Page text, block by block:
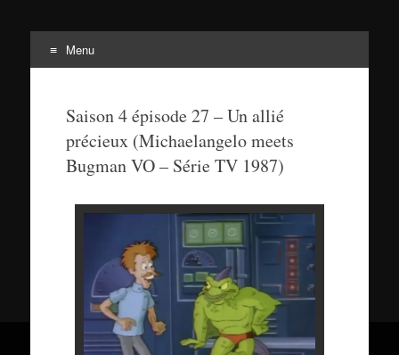
Menu
Saison 4 épisode 27 – Un allié
précieux (Michaelangelo meets
Bugman VO – Série TV 1987)